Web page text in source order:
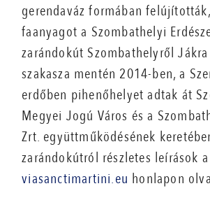
gerendaváz formában
faanyagot a Szombathelyi
zarándokút Szombathelyről
szakasza mentén 2014-ben, a
erdőben pihenőhelyet adtak át
Megyei Jogú Város és a
Zrt. együttműködésének
zarándokútról részletes leírások
viasanctimartini.eu honlapon